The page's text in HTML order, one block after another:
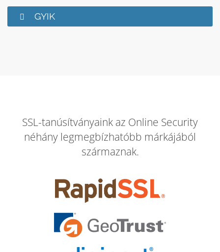
GYIK
SSL-tanúsítványaink az Online Security
néhány legmegbízhatóbb márkájából
származnak.